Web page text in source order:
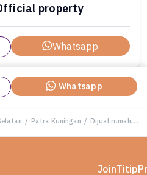
property
Whatsapp
Whatsapp
/ Patra Kuningan / Dijual rumah Mewah di patra kuningan, Jakarta Selatan - LT 713m²
JoinTitip